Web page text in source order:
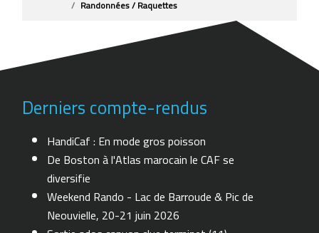
Randonnées / Raquettes
Derniers compte-rendus
HandiCaf : En mode gros poisson
De Boston à l'Atlas marocain le CAF se
diversifie
Weekend Rando - Lac de Barroude & Pic de
Neouvielle, 20-21 juin 2026